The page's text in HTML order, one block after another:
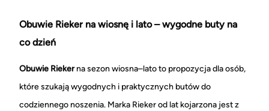
Obuwie Rieker na wiosnę i lato – wygodne buty na
co dzień
Obuwie Riekerna sezon wiosna–lato to propozycja dla osób,
które szukają wygodnych i praktycznych butów do
codziennego noszenia. Marka Rieker od lat kojarzona jest z